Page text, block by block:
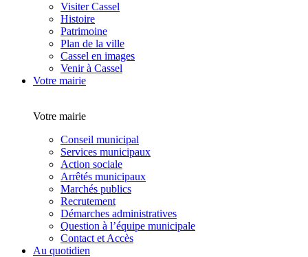
Visiter Cassel
Histoire
Patrimoine
Plan de la ville
Cassel en images
Venir à Cassel
Votre mairie
Votre mairie
Conseil municipal
Services municipaux
Action sociale
Arrêtés municipaux
Marchés publics
Recrutement
Démarches administratives
Question à l’équipe municipale
Contact et Accès
Au quotidien